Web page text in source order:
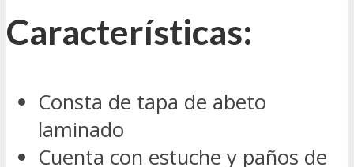
Características:
Consta de tapa de abeto
laminado
Cuenta con estuche y paños de